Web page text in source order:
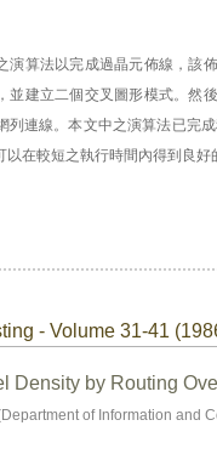
演算法以完成過晶元佈線，該
並建立二個交叉圖形模式。然
列連線。本文中之演算法已完
在較短之執行時間內得到良好
- Volume 31-41
Density by Routing
of Information and